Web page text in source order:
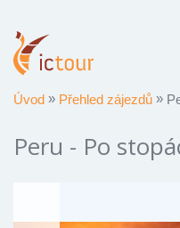
Úvod Přehled zájezdů
Peru - Po